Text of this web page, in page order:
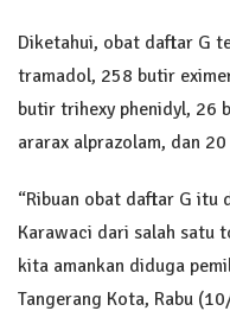
Diketahui, obat daftar G
tramadol, 258 butir
butir trihexy phenidyl, 26
ararax alprazolam, dan
“Ribuan obat daftar G itu
Karawaci dari salah satu
kita amankan diduga
Tangerang Kota, Rabu